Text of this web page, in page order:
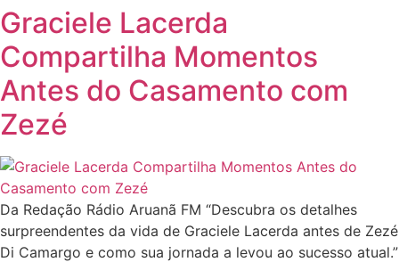
Graciele Lacerda
Compartilha Momentos
Antes do Casamento com
Zezé
Da Redação Rádio Aruanã FM “Descubra os detalhes
surpreendentes da vida de Graciele Lacerda antes de Zezé
Di Camargo e como sua jornada a levou ao sucesso atual.”